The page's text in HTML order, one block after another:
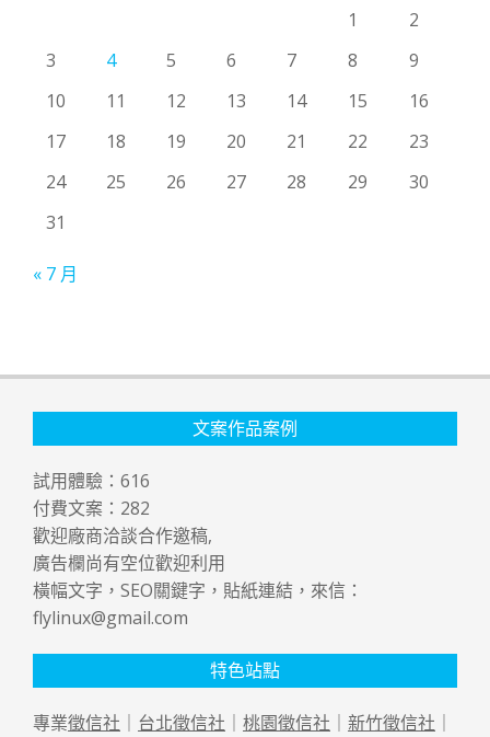
1
2
3
4 5 6 7 8
9
10
11 12 13 14 15
16
17
18 19 20 21 22
23
24
25 26 27 28 29
30
31
« 7 月
文案作品案例
試用體驗： 616
付費文案： 282
歡迎廠商洽談合作邀稿,
廣告欄尚有空位歡迎利用
橫幅文字，SEO關鍵字，貼紙連結，來信：
flylinux@gmail.com
特色站點
專業徵信社 台北徵信社 桃園徵信社 新竹徵信社